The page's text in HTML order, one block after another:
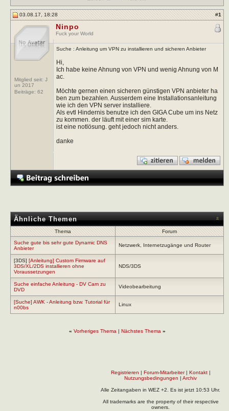
03.08.17, 18:28 #1
Mitglied seit: J
un 2017
Beiträge: 62
Ninpo
Fuck your World
Suche : Anleitung um VPN zu installieren und sicheren Anbieter
Hi,
Ich habe keine Ahnung von VPN und wenig Ahnung von M
ac.
Möchte gernen einen sicheren günstigen VPN anbieter ha
ben zum bezahlen. Ausserdem eine Installationsanleitung
wie ich den VPN server installiere.
Als evtl Hindernis benutze ich den GIGA Cube um ins Netz
zu kommen. der läuft mit einer sim karte.
ist eine notlösung. geht jedoch nicht anders.
danke
Ähnliche Themen
Thema
Forum
Suche gute bis sehr gute Dynamic DNS
Anbieter
Netzwerk, Internetzugänge und Router
[3DS] [Anleitung] Custom Firmware auf
3DS/XL/2DS installieren ohne
Voraussetzungen
NDS/3DS
Suche einfache Anleitung - DV Cam zu
DVD
Videobearbeitung
[Suche] AWK - Anleitung bzw. Tutorial für
n00bs
Linux
« Vorheriges Thema | Nächstes Thema »
Registrieren | Forum-Mitarbeiter| Kontakt|
Nutzungsbedingungen | Archiv
Alle Zeitangaben in WEZ +2. Es ist jetzt 10:53 Uhr.
All trademarks are the property of their respective
owners.